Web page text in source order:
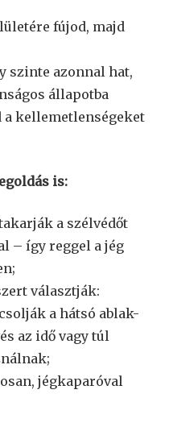
fújod, majd
szinte azonnal hat,
állapotba
a kellemetlenségeket
is:
a szélvédőt
– így reggel a jég
választják:
a hátsó ablak-
az idő vagy túl
jégkaparóval